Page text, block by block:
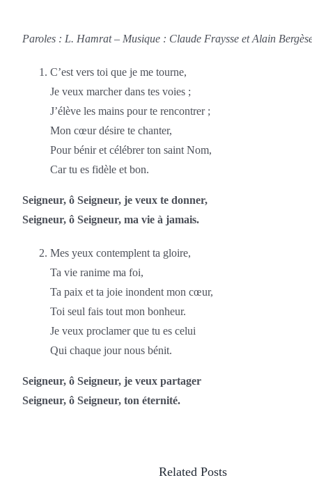
Paroles : L. Hamrat – Musique : Claude Fraysse et Alain
C’est vers toi que je me tourne,
Je veux marcher dans tes voies ;
J’élève les mains pour te rencontrer ;
Mon cœur désire te chanter,
Pour bénir et célébrer ton saint Nom,
Car tu es fidèle et bon.
Seigneur, ô Seigneur, je veux te donner,
Seigneur, ô Seigneur, ma vie à jamais.
Mes yeux contemplent ta gloire,
Ta vie ranime ma foi,
Ta paix et ta joie inondent mon cœur,
Toi seul fais tout mon bonheur.
Je veux proclamer que tu es celui
Qui chaque jour nous bénit.
Seigneur, ô Seigneur, je veux partager
Seigneur, ô Seigneur, ton éternité.
Related Posts